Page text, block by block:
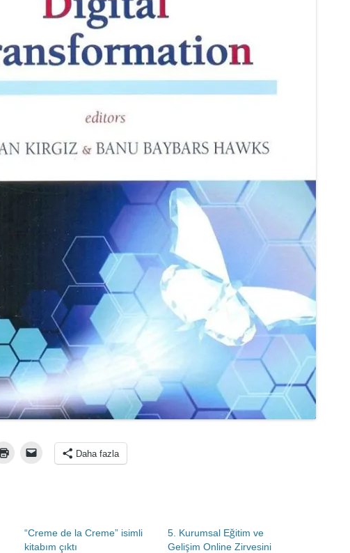
Daha fazla
“Creme de la Creme” isimli
kitabım çıktı
5. Kurumsal Eğitim ve
Gelişim Online Zirvesini